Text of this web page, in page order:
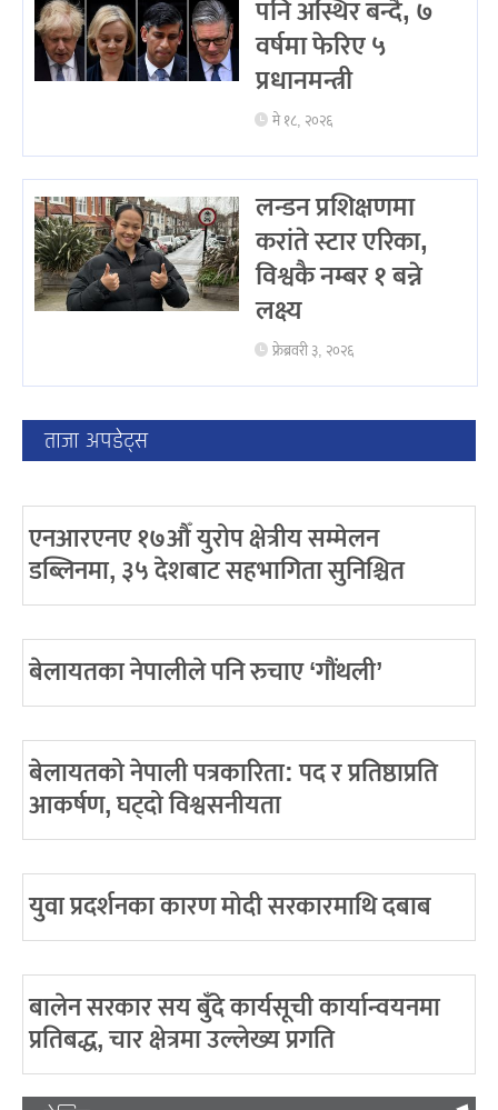
पनि अस्थिर बन्दै, ७
वर्षमा फेरिए ५
प्रधानमन्त्री
मे १८, २०२६
लन्डन प्रशिक्षणमा
करांते स्टार एरिका,
विश्वकै नम्बर १ बन्ने
लक्ष्य
फ्रेब्रवरी ३, २०२६
ताजा अपडेट्स
एनआरएनए १७औँ युरोप क्षेत्रीय सम्मेलन
डब्लिनमा, ३५ देशबाट सहभागिता सुनिश्चित
बेलायतका नेपालीले पनि रुचाए ‘गौंथली’
बेलायतको नेपाली पत्रकारिता: पद र प्रतिष्ठाप्रति
आकर्षण, घट्दो विश्वसनीयता
युवा प्रदर्शनका कारण मोदी सरकारमाथि दबाब
बालेन सरकार सय बुँदे कार्यसूची कार्यान्वयनमा
प्रतिबद्ध, चार क्षेत्रमा उल्लेख्य प्रगति